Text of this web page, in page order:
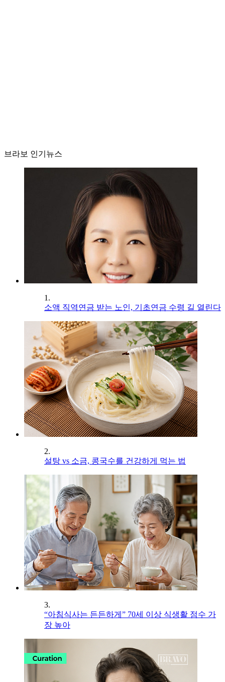
브라보 인기뉴스
1.
소액 직역연금 받는 노인, 기초연금 수령 길 열린다
2.
설탕 vs 소금, 콩국수를 건강하게 먹는 법
3.
“아침식사는 든든하게” 70세 이상 식생활 점수 가
장 높아